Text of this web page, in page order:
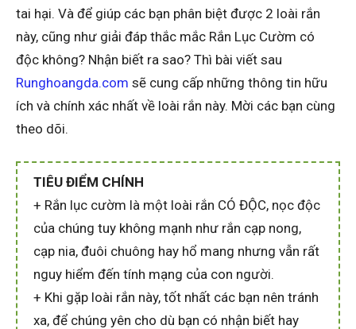
tai hại. Và để giúp các bạn phân biệt được 2 loài rắn
này, cũng như giải đáp thắc mắc Rắn Lục Cườm có
độc không? Nhận biết ra sao? Thì bài viết sau
Runghoangda.com sẽ cung cấp những thông tin hữu
ích và chính xác nhất về loài rắn này. Mời các bạn cùng
theo dõi.
TIÊU ĐIỂM CHÍNH
+ Rắn lục cườm là một loài rắn CÓ ĐỘC, nọc độc
của chúng tuy không mạnh như rắn cạp nong,
cạp nia, đuôi chuông hay hổ mang nhưng vẫn rất
nguy hiểm đến tính mạng của con người.
+ Khi gặp loài rắn này, tốt nhất các bạn nên tránh
xa, để chúng yên cho dù bạn có nhận biết hay